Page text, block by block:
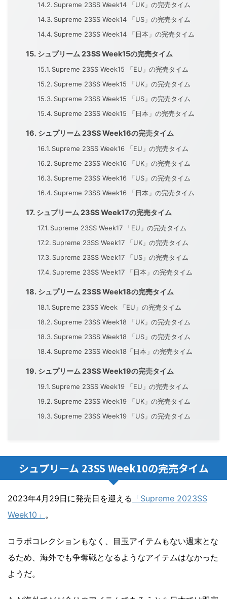
Supreme 23SS Week14 「UK」の完売タイム
Supreme 23SS Week14 「US」の完売タイム
Supreme 23SS Week14 「日本」の完売タイム
シュプリーム 23SS Week15の完売タイム
Supreme 23SS Week15 「EU」の完売タイム
Supreme 23SS Week15 「UK」の完売タイム
Supreme 23SS Week15 「US」の完売タイム
Supreme 23SS Week15 「日本」の完売タイム
シュプリーム 23SS Week16の完売タイム
Supreme 23SS Week16 「EU」の完売タイム
Supreme 23SS Week16 「UK」の完売タイム
Supreme 23SS Week16 「US」の完売タイム
Supreme 23SS Week16 「日本」の完売タイム
シュプリーム 23SS Week17の完売タイム
Supreme 23SS Week17 「EU」の完売タイム
Supreme 23SS Week17 「UK」の完売タイム
Supreme 23SS Week17 「US」の完売タイム
Supreme 23SS Week17 「日本」の完売タイム
シュプリーム 23SS Week18の完売タイム
Supreme 23SS Week 「EU」の完売タイム
Supreme 23SS Week18 「UK」の完売タイム
Supreme 23SS Week18 「US」の完売タイム
Supreme 23SS Week18「日本」の完売タイム
シュプリーム 23SS Week19の完売タイム
Supreme 23SS Week19 「EU」の完売タイム
Supreme 23SS Week19 「UK」の完売タイム
Supreme 23SS Week19 「US」の完売タイム
シュプリーム 23SS Week10の完売タイム
2023年4月29日に発売日を迎える 「Supreme 2023SS
Week10」 。
コラボコレクションもなく、目玉アイテムもない週末とな
るため、海外でも争奪戦となるようなアイテムはなかった
ようだ。